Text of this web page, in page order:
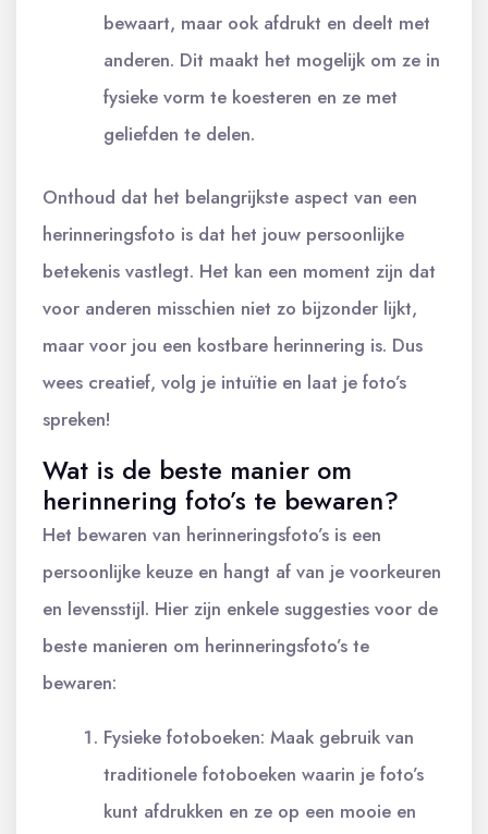
bewaart, maar ook afdrukt en deelt met
anderen. Dit maakt het mogelijk om ze in
fysieke vorm te koesteren en ze met
geliefden te delen.
Onthoud dat het belangrijkste aspect van een
herinneringsfoto is dat het jouw persoonlijke
betekenis vastlegt. Het kan een moment zijn dat
voor anderen misschien niet zo bijzonder lijkt,
maar voor jou een kostbare herinnering is. Dus
wees creatief, volg je intuïtie en laat je foto’s
spreken!
Wat is de beste manier om
herinnering foto’s te bewaren?
Het bewaren van herinneringsfoto’s is een
persoonlijke keuze en hangt af van je voorkeuren
en levensstijl. Hier zijn enkele suggesties voor de
beste manieren om herinneringsfoto’s te
bewaren:
Fysieke fotoboeken: Maak gebruik van
traditionele fotoboeken waarin je foto’s
kunt afdrukken en ze op een mooie en